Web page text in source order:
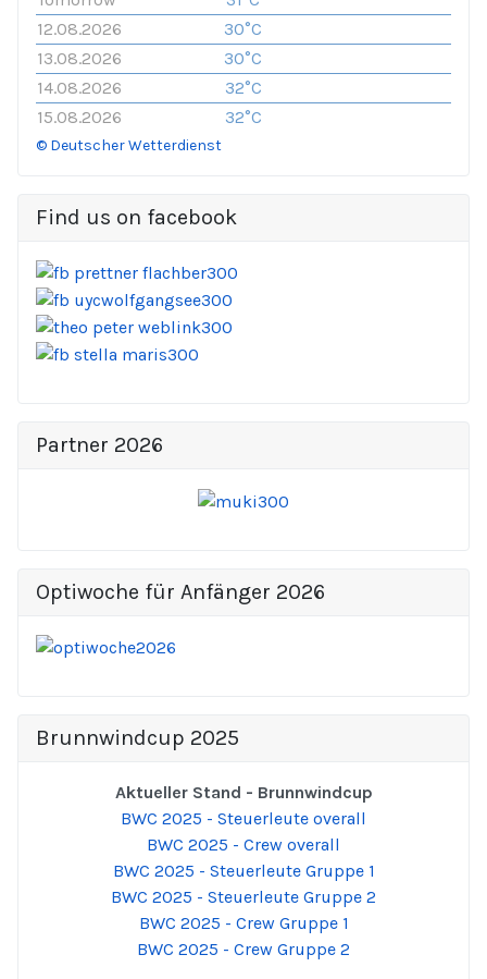
12.08.2026
30°C
13.08.2026
30°C
14.08.2026
32°C
15.08.2026
32°C
© Deutscher Wetterdienst
Find us on facebook
Partner 2026
Optiwoche für Anfänger 2026
Brunnwindcup 2025
Aktueller Stand - Brunnwindcup
BWC 2025 - Steuerleute overall
BWC 2025 - Crew overall
BWC 2025 - Steuerleute Gruppe 1
BWC 2025 - Steuerleute Gruppe 2
BWC 2025 - Crew Gruppe 1
BWC 2025 - Crew Gruppe 2